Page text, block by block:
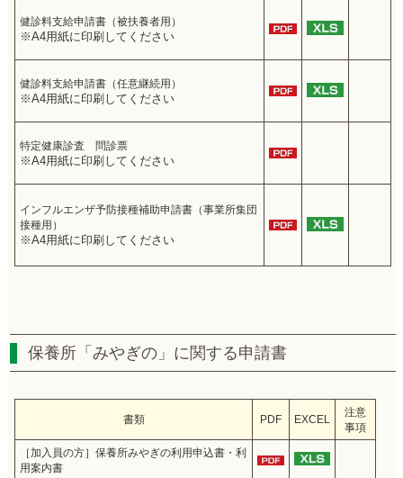
健診料支給申請書（被扶養者用）
※A4用紙に印刷してください
健診料支給申請書（任意継続用）
※A4用紙に印刷してください
特定健康診査 問診票
※A4用紙に印刷してください
インフルエンザ予防接種補助申請書（事業所集団
接種用）
※A4用紙に印刷してください
保養所「みやぎの」に関する申請書
書類 PDF EXCEL
注意
事項
［加入員の方］保養所みやぎの利用申込書・利
用案内書